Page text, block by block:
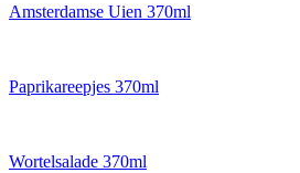
Amsterdamse Uien 370ml
Paprikareepjes 370ml
Wortelsalade 370ml